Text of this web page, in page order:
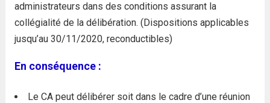
administrateurs dans des conditions assurant la
collégialité de la délibération. (Dispositions applicables
jusqu’au 30/11/2020, reconductibles)
En conséquence :
Le CA peut délibérer soit dans le cadre d’une réunion